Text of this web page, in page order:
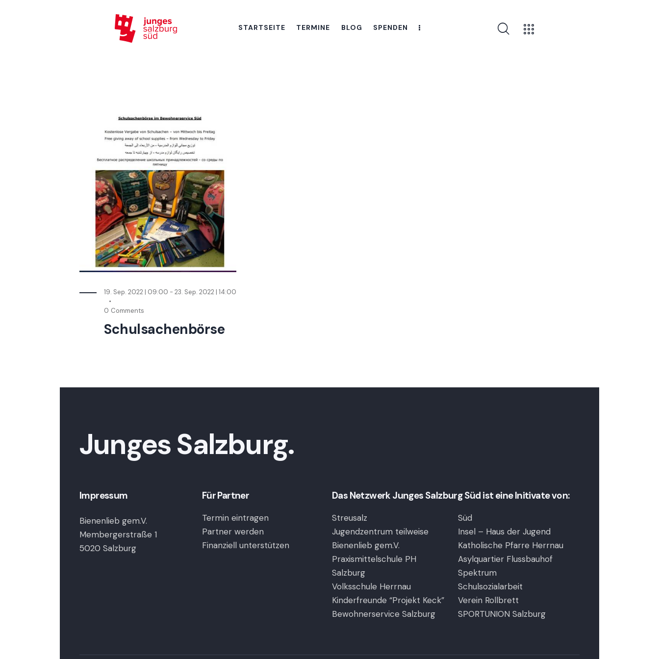
STARTSEITE TERMINE BLOG SPENDEN
19. Sep. 2022 | 09:00 - 23. Sep. 2022 | 14:00
0 Comments
Schulsachenbörse
Junges Salzburg.
Impressum
Bienenlieb gem.V.
Membergerstraße 1
5020 Salzburg
Für Partner
Termin eintragen
Partner werden
Finanziell unterstützen
Das Netzwerk Junges Salzburg Süd ist eine Initivate von:
Streusalz
Jugendzentrum teilweise
Bienenlieb gem.V.
Praxismittelschule PH
Salzburg
Volksschule Herrnau
Kinderfreunde “Projekt Keck”
Bewohnerservice Salzburg
Süd
Insel – Haus der Jugend
Katholische Pfarre Herrnau
Asylquartier Flussbauhof
Spektrum
Schulsozialarbeit
Verein Rollbrett
SPORTUNION Salzburg